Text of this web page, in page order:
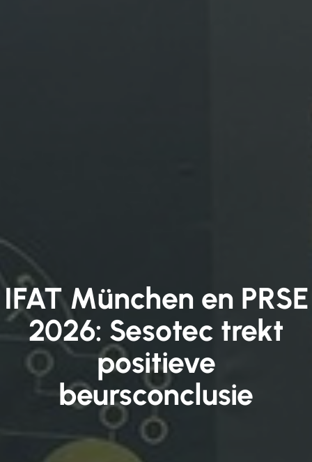
IFAT München en PRSE
2026: Sesotec trekt
positieve
beursconclusie